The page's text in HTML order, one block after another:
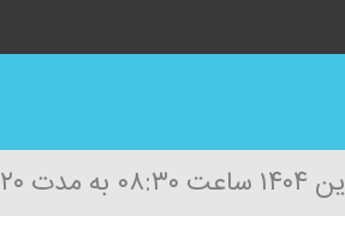
ساعت ۰۸:۳۰ به مدت ۲۰ دقیقه